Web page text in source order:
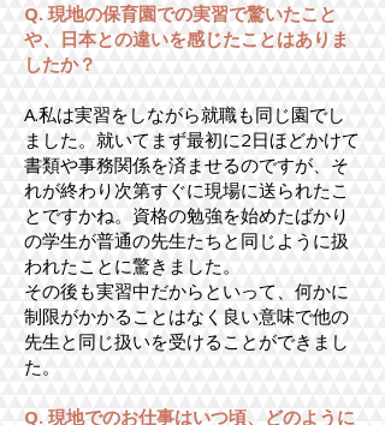
Q. 現地の保育園での実習で驚いたこと
や、日本との違いを感じたことはありま
したか？
A.私は実習をしながら就職も同じ園でし
ました。就いてまず最初に2日ほどかけて
書類や事務関係を済ませるのですが、そ
れが終わり次第すぐに現場に送られたこ
とですかね。資格の勉強を始めたばかり
の学生が普通の先生たちと同じように扱
われたことに驚きました。
その後も実習中だからといって、何かに
制限がかかることはなく良い意味で他の
先生と同じ扱いを受けることができまし
た。
Q. 現地でのお仕事はいつ頃、どのように